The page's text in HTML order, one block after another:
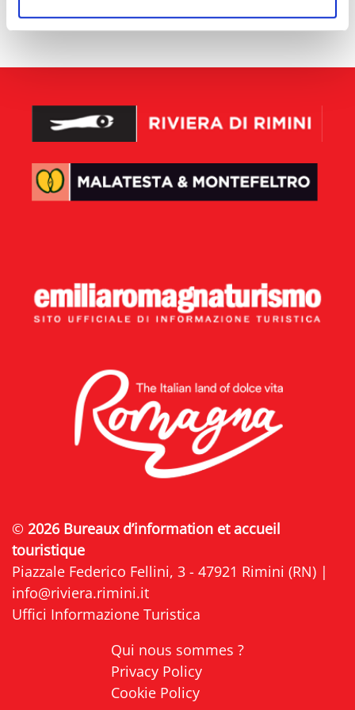
aucun résultat disponible
© 2026 Bureaux d’information et accueil
touristique
Piazzale Federico Fellini, 3 - 47921 Rimini (RN) |
info@riviera.rimini.it
Uffici Informazione Turistica
Qui nous sommes ?
Privacy Policy
Cookie Policy